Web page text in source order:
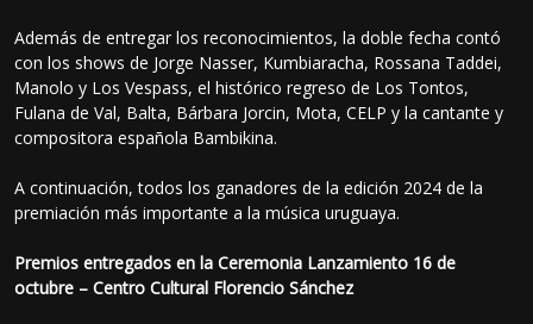
Además de entregar los reconocimientos, la doble fecha contó
con los shows de Jorge Nasser, Kumbiaracha, Rossana Taddei,
Manolo y Los Vespass, el histórico regreso de Los Tontos,
Fulana de Val, Balta, Bárbara Jorcin, Mota, CELP y la cantante y
compositora española Bambikina.
A continuación, todos los ganadores de la edición 2024 de la
premiación más importante a la música uruguaya.
Premios entregados en la Ceremonia Lanzamiento 16 de
octubre – Centro Cultural Florencio Sánchez